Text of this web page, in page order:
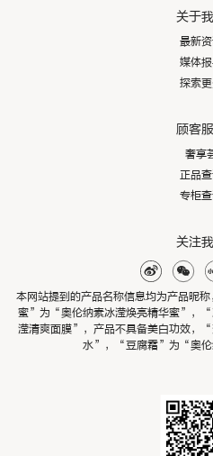
关于
最新
媒体
探索
顾客
奢享
正品
专柜
关注
本网站提到的产品名称信息均为产品昵
蜜”为“奥伦纳素冰滢焕亮精华蜜”，
滢清爽面膜”，产品不具备美白功效，
水”，“豆腐霜”为“奥伦